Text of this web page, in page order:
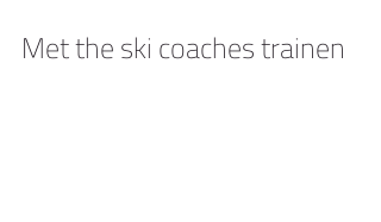
Met the ski coaches trainen